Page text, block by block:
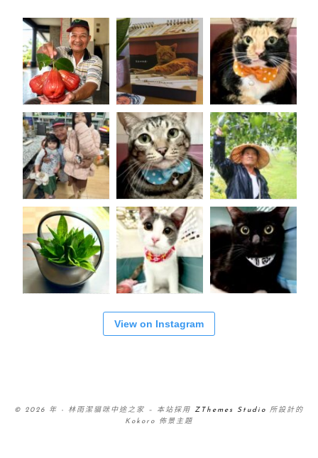
View on Instagram
© 2026 年 - 林雨潔貓咪中途之家 – 本站採用 ZThemes Studio 所設計的
Kokoro 佈景主題